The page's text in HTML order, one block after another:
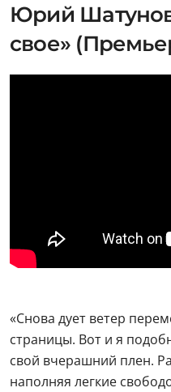
Юрий
свое»
«Снова дует ветер
страницы. Вот и я
свой вчерашний плен.
наполняя легкие